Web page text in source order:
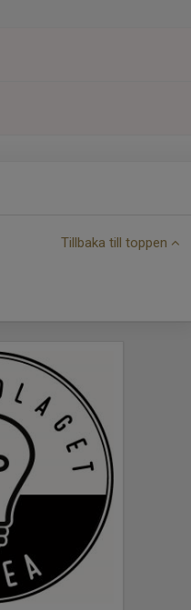
Tillbaka till toppen